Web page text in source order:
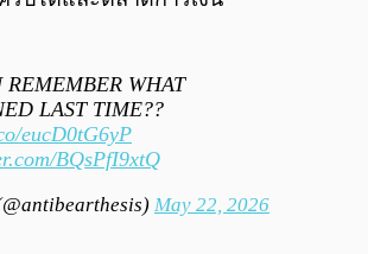
REMEMBER WHAT
LAST TIME??
eucD0tG6yP
BQsPfI9xtQ
May 22, 2026